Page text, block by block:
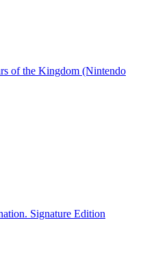
of the Kingdom (Nintendo
Signature Edition